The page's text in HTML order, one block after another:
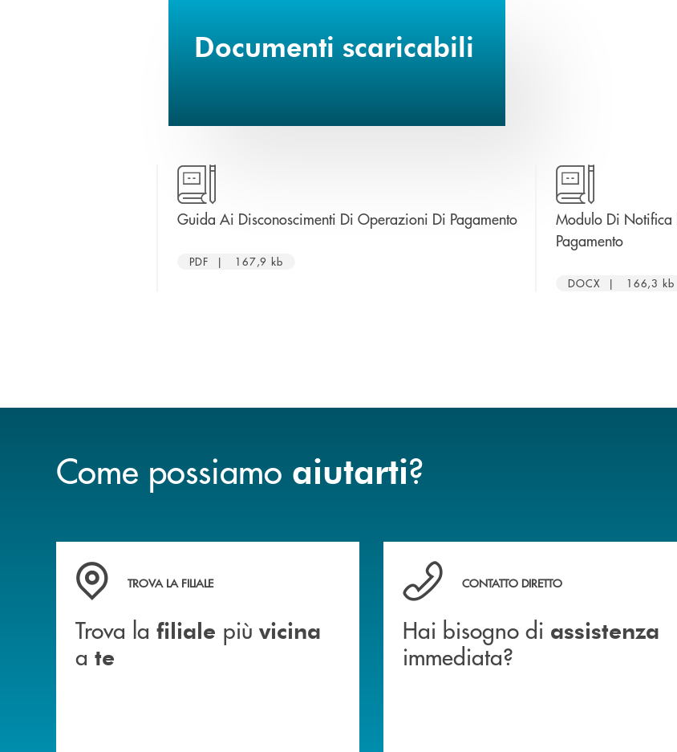
Documenti scaricabili
Guida Ai Disconoscimenti Di Operazioni Di Pagamentoapre una nuova finestra
PDF | 167,9 kb
Modulo Di Notifica
Pagamentoapre una
DOCX | 166,3 kb
Come possiamo aiutarti?
Trova la filiale più vicina a te&nbsp;
TROVA LA FILIALE
Trova la filiale più vicina
a te
Hai bisogno di assistenza immediata?
CONTATTO DIRETTO
Hai bisogno di assistenza
immediata?